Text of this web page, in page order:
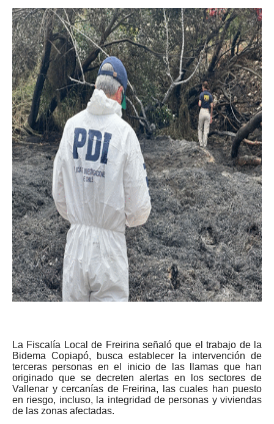
La Fiscalía Local de Freirina señaló que el trabajo de la
Bidema Copiapó, busca establecer la intervención de
terceras personas en el inicio de las llamas que han
originado que se decreten alertas en los sectores de
Vallenar y cercanías de Freirina, las cuales han puesto
en riesgo, incluso, la integridad de personas y viviendas
de las zonas afectadas.